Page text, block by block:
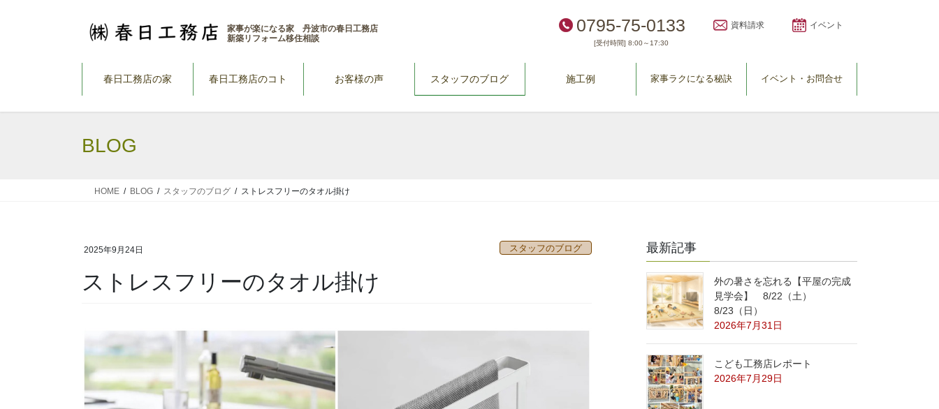
家事が楽になる家 丹波市の春日工務店
新築リフォーム移住相談
0795-75-0133
[受付時間] 8:00～17:30
資料請求 イベント
春日工務店の家 春日工務店のコト お客様の声 スタッフのブログ 施工例 家事ラクになる秘訣 イベント・お問合せ
BLOG
HOME BLOG スタッフのブログ ストレスフリーのタオル掛け
2025年9月24日 スタッフのブログ
ストレスフリーのタオル掛け
最新記事
外の暑さを忘れる【平屋の完成
見学会】 8/22（土）
8/23（日）
2026年7月31日
こども工務店レポート
2026年7月29日